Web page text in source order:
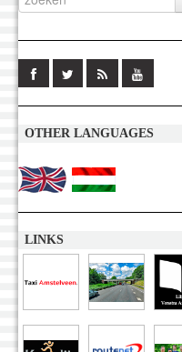
OTHER LANGUAGES
LINKS